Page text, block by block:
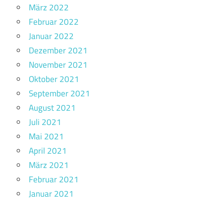
März 2022
Februar 2022
Januar 2022
Dezember 2021
November 2021
Oktober 2021
September 2021
August 2021
Juli 2021
Mai 2021
April 2021
März 2021
Februar 2021
Januar 2021